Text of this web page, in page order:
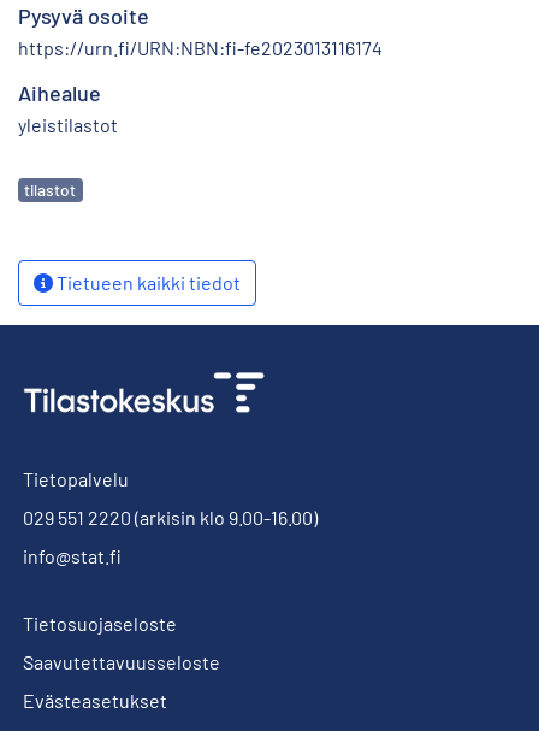
Pysyvä osoite
https://urn.fi/URN:NBN:fi-fe2023013116174
Aihealue
yleistilastot
Avainsanat
tilastot
Tietueen kaikki tiedot
Tietopalvelu
029 551 2220 (arkisin klo 9.00-16.00)
info@stat.fi
Tietosuojaseloste
Saavutettavuusseloste
Evästeasetukset